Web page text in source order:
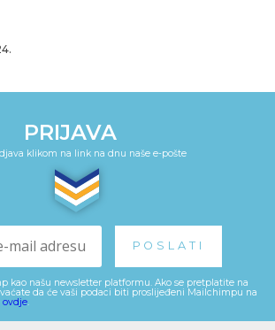
PRIJAVA
klikom na link na dnu naše e-pošte
kao našu newsletter platformu. Ako se pretplatite na
da će vaši podaci biti proslijeđeni Mailchimpu na
ovdje